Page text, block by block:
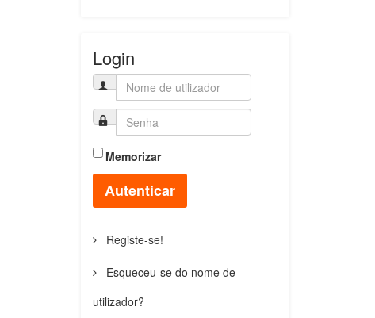
Login
Memorizar
Autenticar
Registe-se!
Esqueceu-se do nome de
utilizador?